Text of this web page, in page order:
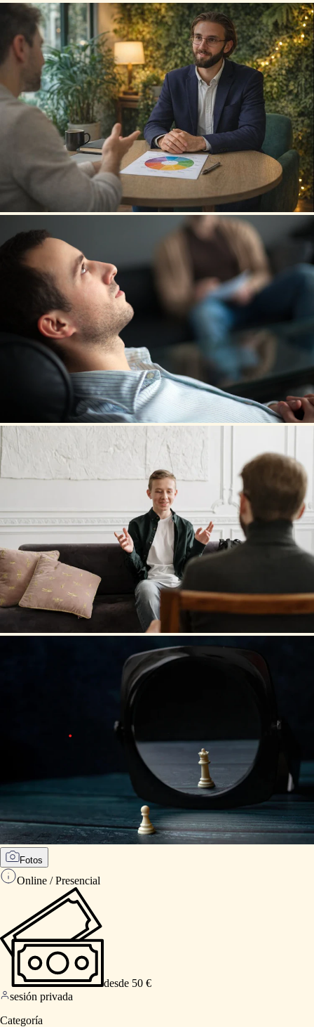
Fotos
Online / Presencial
desde 50 €
sesión privada
Categoría